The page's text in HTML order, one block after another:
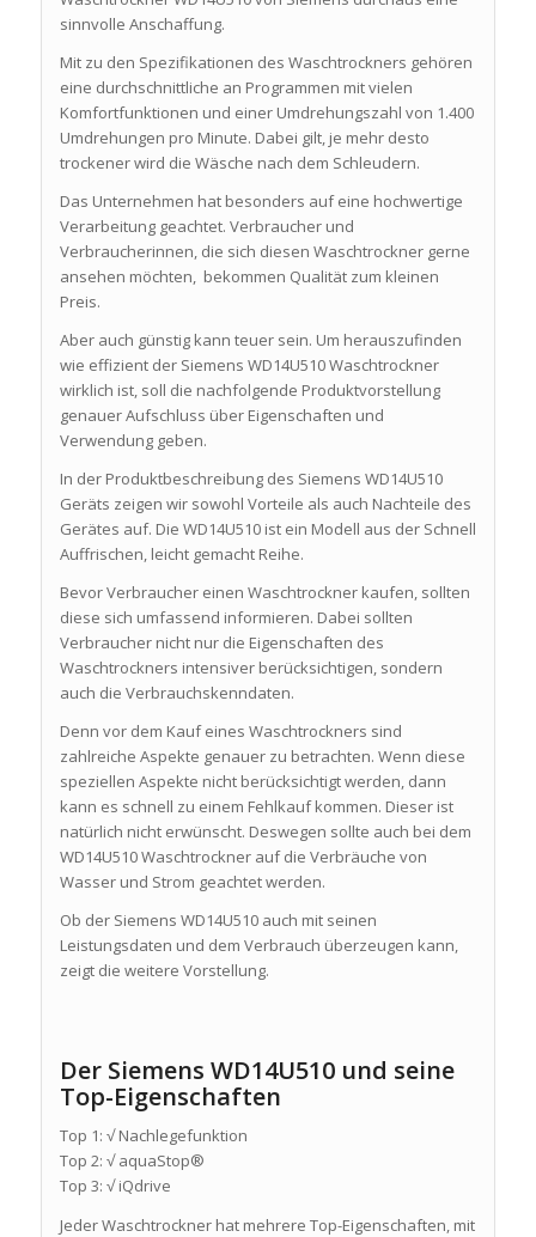
sinnvolle Anschaffung.
Mit zu den Spezifikationen des Waschtrockners gehören
eine durchschnittliche an Programmen mit vielen
Komfortfunktionen und einer Umdrehungszahl von 1.400
Umdrehungen pro Minute. Dabei gilt, je mehr desto
trockener wird die Wäsche nach dem Schleudern.
Das Unternehmen hat besonders auf eine hochwertige
Verarbeitung geachtet. Verbraucher und
Verbraucherinnen, die sich diesen Waschtrockner gerne
ansehen möchten, bekommen Qualität zum kleinen
Preis.
Aber auch günstig kann teuer sein. Um herauszufinden
wie effizient der Siemens WD14U510 Waschtrockner
wirklich ist, soll die nachfolgende Produktvorstellung
genauer Aufschluss über Eigenschaften und
Verwendung geben.
In der Produktbeschreibung des Siemens WD14U510
Geräts zeigen wir sowohl Vorteile als auch Nachteile des
Gerätes auf. Die WD14U510 ist ein Modell aus der Schnell
Auffrischen, leicht gemacht Reihe.
Bevor Verbraucher einen Waschtrockner kaufen, sollten
diese sich umfassend informieren. Dabei sollten
Verbraucher nicht nur die Eigenschaften des
Waschtrockners intensiver berücksichtigen, sondern
auch die Verbrauchskenndaten.
Denn vor dem Kauf eines Waschtrockners sind
zahlreiche Aspekte genauer zu betrachten. Wenn diese
speziellen Aspekte nicht berücksichtigt werden, dann
kann es schnell zu einem Fehlkauf kommen. Dieser ist
natürlich nicht erwünscht. Deswegen sollte auch bei dem
WD14U510 Waschtrockner auf die Verbräuche von
Wasser und Strom geachtet werden.
Ob der Siemens WD14U510 auch mit seinen
Leistungsdaten und dem Verbrauch überzeugen kann,
zeigt die weitere Vorstellung.
Der Siemens WD14U510 und seine
Top-Eigenschaften
Top 1: √ Nachlegefunktion
Top 2: √ aquaStop®
Top 3: √ iQdrive
Jeder Waschtrockner hat mehrere Top-Eigenschaften, mit